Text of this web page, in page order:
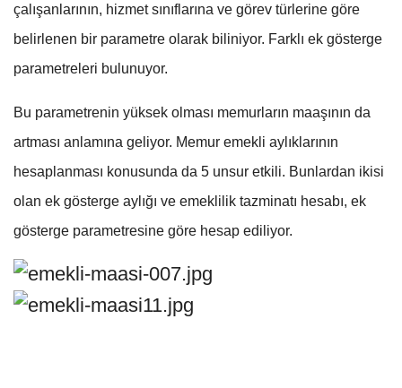
çalışanlarının, hizmet sınıflarına ve görev türlerine göre
belirlenen bir parametre olarak biliniyor. Farklı ek gösterge
parametreleri bulunuyor.
Bu parametrenin yüksek olması memurların maaşının da
artması anlamına geliyor. Memur emekli aylıklarının
hesaplanması konusunda da 5 unsur etkili. Bunlardan ikisi
olan ek gösterge aylığı ve emeklilik tazminatı hesabı, ek
gösterge parametresine göre hesap ediliyor.